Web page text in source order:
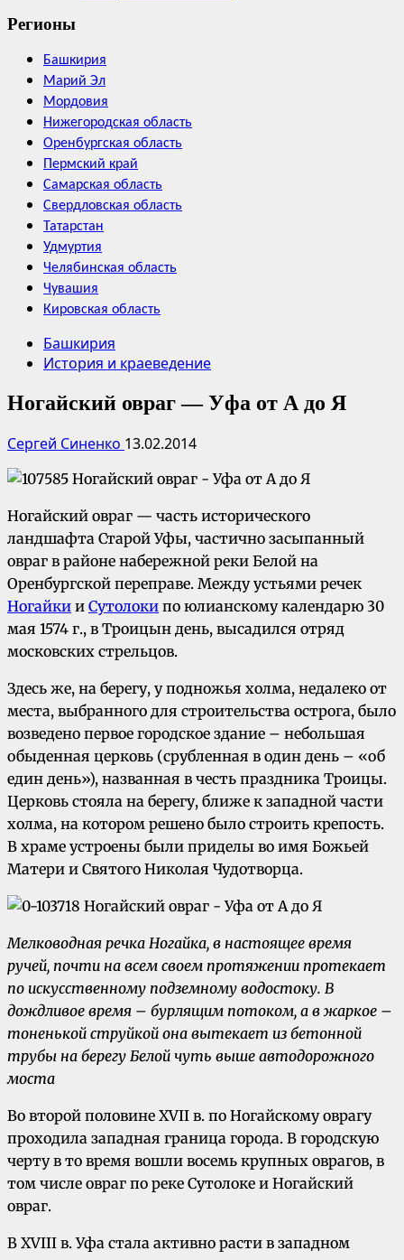
Регионы
Башкирия
Марий Эл
Мордовия
Нижегородская область
Оренбургская область
Пермский край
Самарская область
Свердловская область
Татарстан
Удмуртия
Челябинская область
Чувашия
Кировская область
Башкирия
История и краеведение
Ногайский овраг — Уфа от А до Я
Сергей Синенко 13.02.2014
Ногайский овраг — часть исторического
ландшафта Старой Уфы, частично засыпанный
овраг в районе набережной реки Белой на
Оренбургской переправе. Между устьями речек
Ногайки и Сутолоки по юлианскому календарю 30
мая 1574 г., в Троицын день, высадился отряд
московских стрельцов.
Здесь же, на берегу, у подножья холма, недалеко от
места, выбранного для строительства острога, было
возведено первое городское здание – небольшая
обыденная церковь (срубленная в один день – «об
един день»), названная в честь праздника Троицы.
Церковь стояла на берегу, ближе к западной части
холма, на котором решено было строить крепость.
В храме устроены были приделы во имя Божьей
Матери и Святого Николая Чудотворца.
Мелководная речка Ногайка, в настоящее время
ручей, почти на всем своем протяжении протекает
по искусственному подземному водостоку. В
дождливое время – бурлящим потоком, а в жаркое –
тоненькой струйкой она вытекает из бетонной
трубы на берегу Белой чуть выше автодорожного
моста
Во второй половине XVII в. по Ногайскому оврагу
проходила западная граница города. В городскую
черту в то время вошли восемь крупных оврагов, в
том числе овраг по реке Сутолоке и Ногайский
овраг.
В XVIII в. Уфа стала активно расти в западном